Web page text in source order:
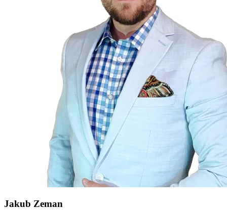
Jakub Zeman